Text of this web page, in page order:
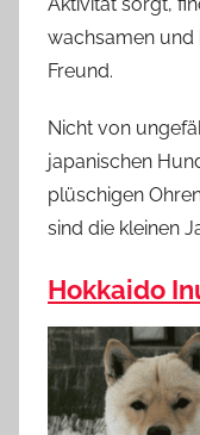
wachsamen und
Freund.
Nicht von
japanischen
plüschigen
sind die kleinen
Hokkaido